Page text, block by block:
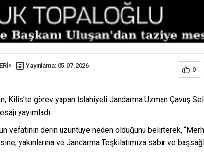
Yayınlama: 05.07.2026
0
Kilis’te görev yapan İslahiyeli Jandarma Uzman Çavuş
yayımladı.
vefatının derin üzüntüye neden olduğunu belirterek,
yakınlarına ve Jandarma Teşkilatımıza sabır ve